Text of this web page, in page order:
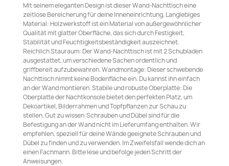
Mit seinem eleganten Design ist dieser Wand-Nachttisch eine
zeitlose Bereicherung für deine Inneneinrichtung. Langlebiges
Material: Holzwerkstoff ist ein Material von außergewöhnlicher
Qualität mit glatter Oberfläche, das sich durch Festigkeit,
Stabilität und Feuchtigkeitsbeständigkeit auszeichnet.
Reichlich Stauraum: Der Wand-Nachttisch ist mit 2 Schubladen
ausgestattet, um verschiedene Sachen ordentlich und
griffbereit aufzubewahren. Wandmontage: Dieser schwebende
Nachttisch nimmt keine Bodenfläche ein. Du kannst ihn einfach
an der Wand montieren. Stabile und robuste Oberplatte: Die
Oberplatte der Nachtkonsole bietet den perfekten Platz, um
Dekoartikel, Bilderrahmen und Topfpflanzen zur Schau zu
stellen. Gut zu wissen:Schrauben und Dübel sind für die
Befestigung an der Wand nicht im Lieferumfang enthalten. Wir
empfehlen, speziell für deine Wände geeignete Schrauben und
Dübel zu finden und zu verwenden. Im Zweifelsfall wende dich an
einen Fachmann. Bitte lese und befolge jeden Schritt der
Anweisungen.